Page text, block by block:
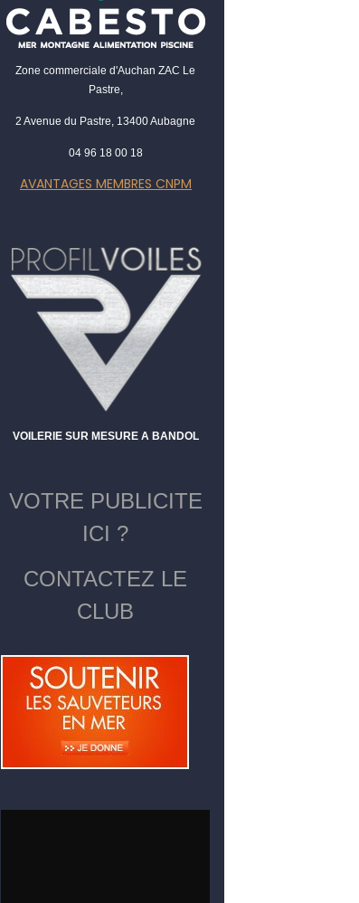
Zone commerciale d'Auchan ZAC Le
Pastre,
2 Avenue du Pastre, 13400 Aubagne
04 96 18 00 18
AVANTAGES MEMBRES CNPM
VOILERIE SUR MESURE A BANDOL
VOTRE PUBLICITE
ICI ?
CONTACTEZ LE
CLUB